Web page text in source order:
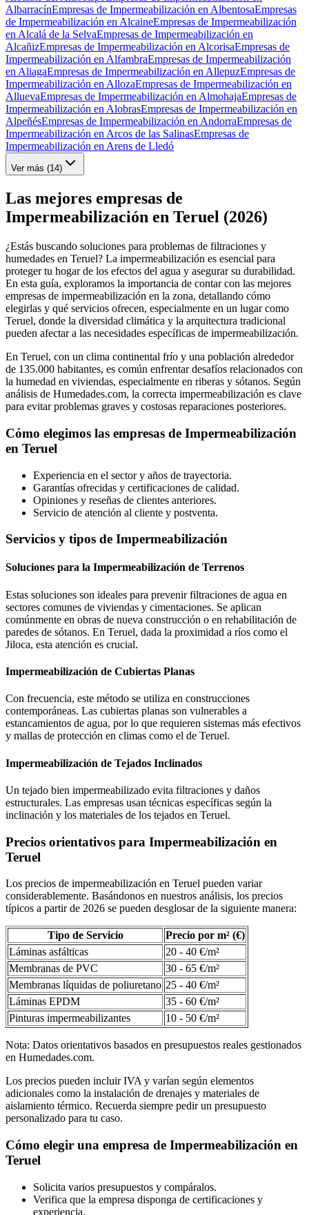
AlbarracínEmpresas de Impermeabilización en AlbentosaEmpresas
de Impermeabilización en AlcaineEmpresas de Impermeabilización
en Alcalá de la SelvaEmpresas de Impermeabilización en
AlcañizEmpresas de Impermeabilización en AlcorisaEmpresas de
Impermeabilización en AlfambraEmpresas de Impermeabilización
en AliagaEmpresas de Impermeabilización en AllepuzEmpresas de
Impermeabilización en AllozaEmpresas de Impermeabilización en
AlluevaEmpresas de Impermeabilización en AlmohajaEmpresas de
Impermeabilización en AlobrasEmpresas de Impermeabilización en
AlpeñésEmpresas de Impermeabilización en AndorraEmpresas de
Impermeabilización en Arcos de las SalinasEmpresas de
Impermeabilización en Arens de Lledó
Ver más (14)
Las mejores empresas de
Impermeabilización en Teruel (2026)
¿Estás buscando soluciones para problemas de filtraciones y
humedades en Teruel? La impermeabilización es esencial para
proteger tu hogar de los efectos del agua y asegurar su durabilidad.
En esta guía, exploramos la importancia de contar con las mejores
empresas de impermeabilización en la zona, detallando cómo
elegirlas y qué servicios ofrecen, especialmente en un lugar como
Teruel, donde la diversidad climática y la arquitectura tradicional
pueden afectar a las necesidades específicas de impermeabilización.
En Teruel, con un clima continental frío y una población alrededor
de 135.000 habitantes, es común enfrentar desafíos relacionados con
la humedad en viviendas, especialmente en riberas y sótanos. Según
análisis de Humedades.com, la correcta impermeabilización es clave
para evitar problemas graves y costosas reparaciones posteriores.
Cómo elegimos las empresas de Impermeabilización
en Teruel
Experiencia en el sector y años de trayectoria.
Garantías ofrecidas y certificaciones de calidad.
Opiniones y reseñas de clientes anteriores.
Servicio de atención al cliente y postventa.
Servicios y tipos de Impermeabilización
Soluciones para la Impermeabilización de Terrenos
Estas soluciones son ideales para prevenir filtraciones de agua en
sectores comunes de viviendas y cimentaciones. Se aplican
comúnmente en obras de nueva construcción o en rehabilitación de
paredes de sótanos. En Teruel, dada la proximidad a ríos como el
Jiloca, esta atención es crucial.
Impermeabilización de Cubiertas Planas
Con frecuencia, este método se utiliza en construcciones
contemporáneas. Las cubiertas planas son vulnerables a
estancamientos de agua, por lo que requieren sistemas más efectivos
y mallas de protección en climas como el de Teruel.
Impermeabilización de Tejados Inclinados
Un tejado bien impermeabilizado evita filtraciones y daños
estructurales. Las empresas usan técnicas específicas según la
inclinación y los materiales de los tejados en Teruel.
Precios orientativos para Impermeabilización en
Teruel
Los precios de impermeabilización en Teruel pueden variar
considerablemente. Basándonos en nuestros análisis, los precios
típicos a partir de 2026 se pueden desglosar de la siguiente manera:
Tipo de Servicio
Precio por m² (€)
Láminas asfálticas
20 - 40 €/m²
Membranas de PVC
30 - 65 €/m²
Membranas líquidas de poliuretano 25 - 40 €/m²
Láminas EPDM
35 - 60 €/m²
Pinturas impermeabilizantes
10 - 50 €/m²
Nota: Datos orientativos basados en presupuestos reales gestionados
en Humedades.com.
Los precios pueden incluir IVA y varían según elementos
adicionales como la instalación de drenajes y materiales de
aislamiento térmico. Recuerda siempre pedir un presupuesto
personalizado para tu caso.
Cómo elegir una empresa de Impermeabilización en
Teruel
Solicita varios presupuestos y compáralos.
Verifica que la empresa disponga de certificaciones y
experiencia.